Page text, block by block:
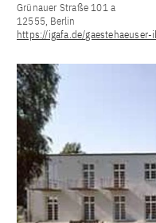
Grünauer Straße 101 a
12555, Berlin
https://igafa.de/gaestehaeuser-